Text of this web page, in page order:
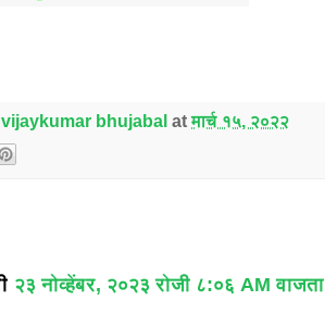
vijaykumar bhujabal atमार्च १५, २०२२
२३ नोव्हेंबर, २०२३ रोजी ८:०६ AM वाजता